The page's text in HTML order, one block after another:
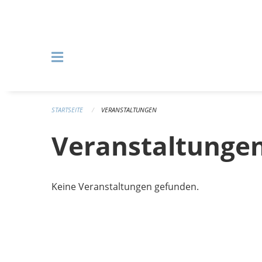
STARTSEITE VERANSTALTUNGEN
Keine Veranstaltungen gefunden.